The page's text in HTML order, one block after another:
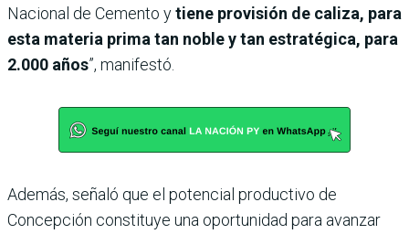
Nacional de Cemento ytiene provisión de caliza, para
esta materia prima tan noble y tan estratégica, para
2.000 años”, manifestó.
Además, señaló que el potencial productivo de
Concepción constituye una oportunidad para avanzar